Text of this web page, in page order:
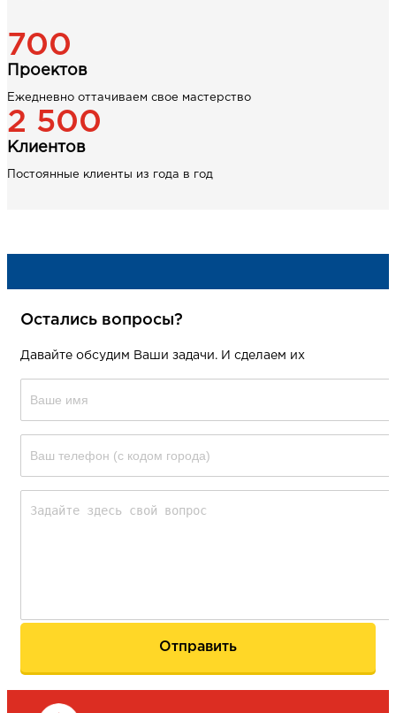
700
Проектов
Ежедневно оттачиваем свое мастерство
2 500
Клиентов
Постоянные клиенты из года в год
Остались вопросы?
Давайте обсудим Ваши задачи. И сделаем их